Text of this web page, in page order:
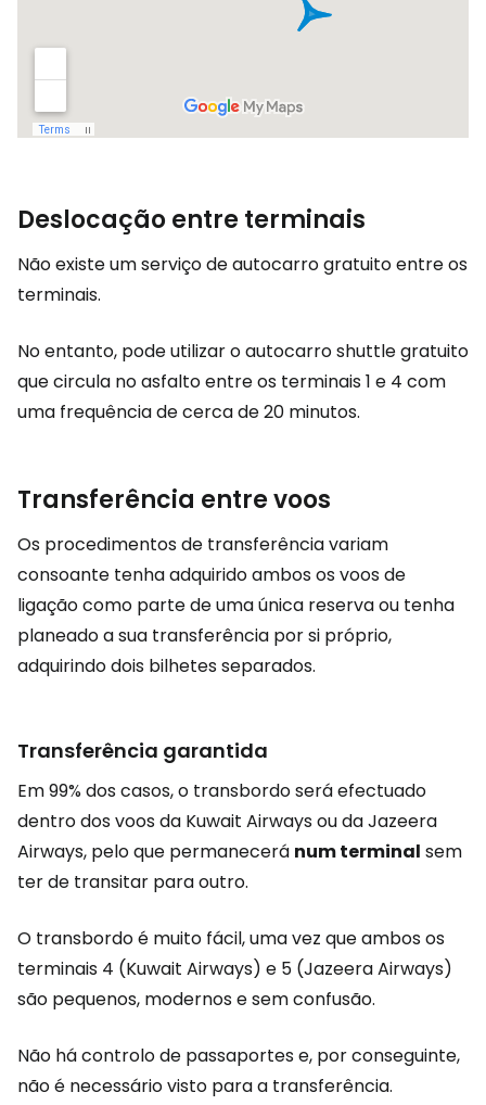
Deslocação entre terminais
Não existe um serviço de autocarro gratuito entre os
terminais.
No entanto, pode utilizar o autocarro shuttle gratuito
que circula no asfalto entre os terminais 1 e 4 com
uma frequência de cerca de 20 minutos.
Transferência entre voos
Os procedimentos de transferência variam
consoante tenha adquirido ambos os voos de
ligação como parte de uma única reserva ou tenha
planeado a sua transferência por si próprio,
adquirindo dois bilhetes separados.
Transferência garantida
Em 99% dos casos, o transbordo será efectuado
dentro dos voos da Kuwait Airways ou da Jazeera
Airways, pelo que permanecerá num terminal sem
ter de transitar para outro.
O transbordo é muito fácil, uma vez que ambos os
terminais 4 (Kuwait Airways) e 5 (Jazeera Airways)
são pequenos, modernos e sem confusão.
Não há controlo de passaportes e, por conseguinte,
não é necessário visto para a transferência.